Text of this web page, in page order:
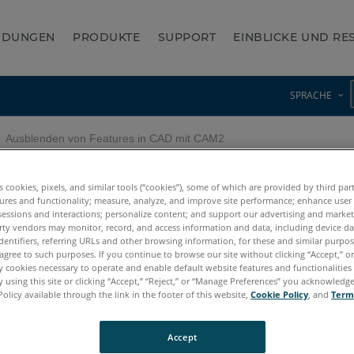
PRODUKTE SUPPORT EINBLICKE UND
SPRACHE
Ausblenden von Features in CAD mit CAM2
CAD mit CAM2
cookies, pixels, and similar tools (“cookies”), some of which are provided by third
and functionality; measure, analyze, and improve site performance; enhance user
and interactions; personalize content; and support our advertising and
vendors may monitor, record, and access information and data, including device
referring URLs and other browsing information, for these and similar
to such purposes. If you continue to browse our site without clicking “Accept,”
cookies necessary to operate and enable default website features and
using this site or clicking “Accept,” “Reject,” or “Manage Preferences” you
available through the link in the footer of this website, Cookie Policy, and
Accept